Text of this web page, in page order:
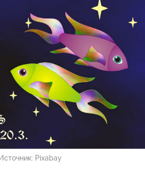
Источник: Pixabay